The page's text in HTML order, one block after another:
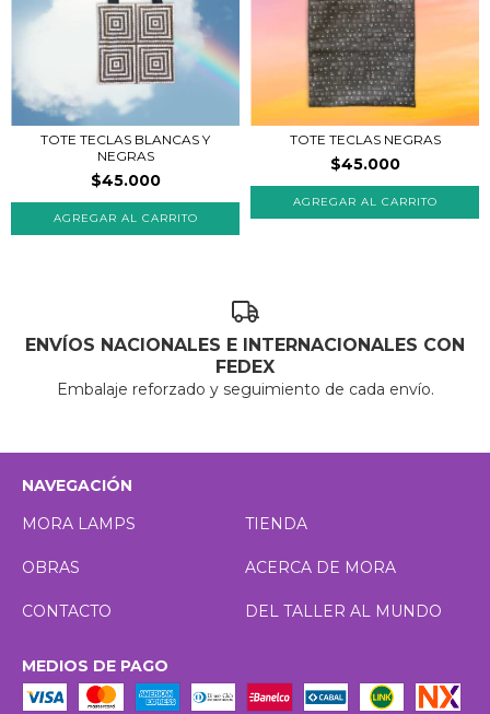
TOTE TECLAS BLANCAS Y
NEGRAS
$45.000
TOTE TECLAS NEGRAS
$45.000
ENVÍOS NACIONALES E INTERNACIONALES CON
FEDEX
Embalaje reforzado y seguimiento de cada envío.
NAVEGACIÓN
MORA LAMPS
TIENDA
OBRAS ACERCA DE MORA
CONTACTO DEL TALLER AL MUNDO
MEDIOS DE PAGO